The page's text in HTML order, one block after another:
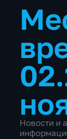
Новости и